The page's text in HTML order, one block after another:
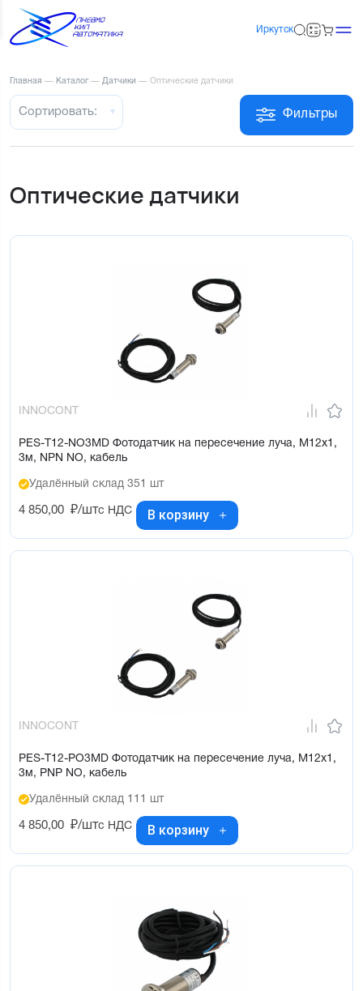
Иркутск
Главная — Каталог — Датчики — Оптические датчики
Фильтры
Сортировать:
Оптические датчики
INNOCONT
PES-T12-NO3MD Фотодатчик на пересечение луча, М12х1,
3м, NPN NO, кабель
Удалённый склад 351 шт
4 850,00 ₽/штс НДС В корзину
INNOCONT
PES-T12-PO3MD Фотодатчик на пересечение луча, М12х1,
3м, PNP NO, кабель
Удалённый склад 111 шт
4 850,00 ₽/штс НДС В корзину